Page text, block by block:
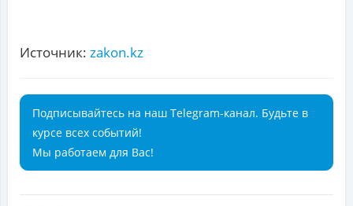
Источник: zakon.kz
Подписывайтесь на наш Telegram-канал. Будьте в
курсе всех событий!
Мы работаем для Вас!